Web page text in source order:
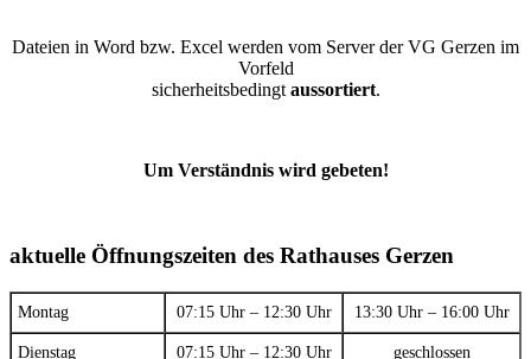
Dateien in Word bzw. Excel werden vom Server der VG Gerzen im
Vorfeld
sicherheitsbedingt aussortiert.
Um Verständnis wird gebeten!
aktuelle Öffnungszeiten des Rathauses Gerzen
Montag 07:15 Uhr – 12:30 Uhr 13:30 Uhr – 16:00 Uhr
Dienstag 07:15 Uhr – 12:30 Uhr geschlossen